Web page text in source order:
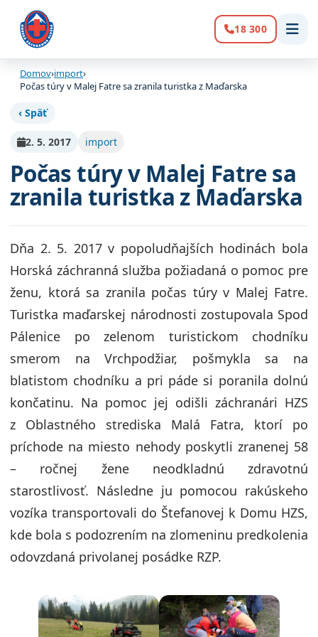
Volanie:
18 300
Domov›import›
Počas túry v Malej Fatre sa zranila turistka z Maďarska
‹ Späť
2. 5. 2017 import
Počas túry v Malej Fatre sa
zranila turistka z Maďarska
Dňa 2. 5. 2017 v popoludňajších hodinách bola
Horská záchranná služba požiadaná o pomoc pre
ženu, ktorá sa zranila počas túry v Malej Fatre.
Turistka maďarskej národnosti zostupovala Spod
Pálenice po zelenom turistickom chodníku
smerom na Vrchpodžiar, pošmykla sa na
blatistom chodníku a pri páde si poranila dolnú
končatinu. Na pomoc jej odišli záchranári HZS
z Oblastného strediska Malá Fatra, ktorí po
príchode na miesto nehody poskytli zranenej 58
– ročnej žene neodkladnú zdravotnú
starostlivosť. Následne ju pomocou rakúskeho
vozíka transportovali do Štefanovej k Domu HZS,
kde bola s podozrením na zlomeninu predkolenia
odovzdaná privolanej posádke RZP.